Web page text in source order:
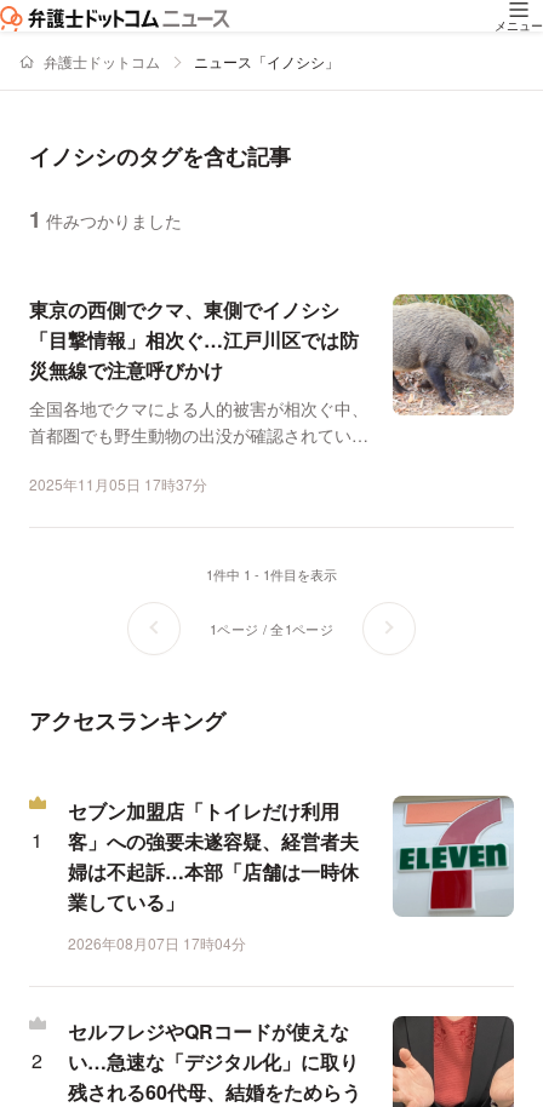
メニュー
弁護士ドットコム ニュース「イノシシ」
イノシシのタグを含む記事
1 件みつかりました
東京の西側でクマ、東側でイノシシ
「目撃情報」相次ぐ…江戸川区では防
災無線で注意呼びかけ
全国各地でクマによる人的被害が相次ぐ中、
首都圏でも野生動物の出没が確認されてい
2025年11月05日 17時37分
1件中 1 - 1件目を表示
1ページ / 全1ページ
アクセスランキング
セブン加盟店「トイレだけ利用
客」への強要未遂容疑、経営者夫
婦は不起訴…本部「店舗は一時休
業している」
2026年08月07日 17時04分
セルフレジやQRコードが使えな
い…急速な「デジタル化」に取り
残される60代母、結婚をためらう